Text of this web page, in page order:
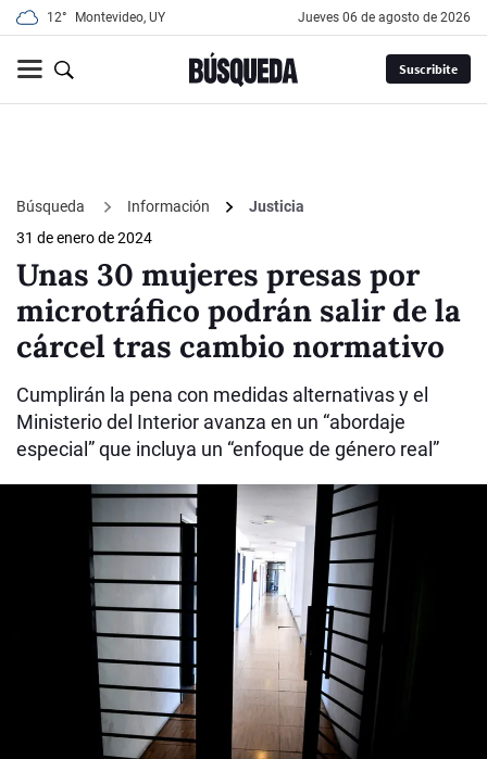
12° Montevideo, UY jueves 06 de agosto de 2026
Suscribite
Búsqueda Información
Justicia
31 de enero de 2024
Unas 30 mujeres presas por
microtráfico podrán salir de la
cárcel tras cambio normativo
Cumplirán la pena con medidas alternativas y el
Ministerio del Interior avanza en un “abordaje
especial” que incluya un “enfoque de género real”